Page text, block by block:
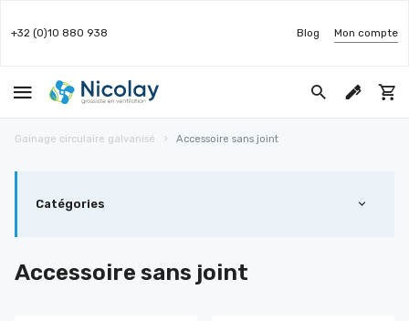
+32 (0)10 880 938 Blog Mon compte
Gainage circulaire galvanisé Accessoire sans joint
Catégories
Accessoire sans joint